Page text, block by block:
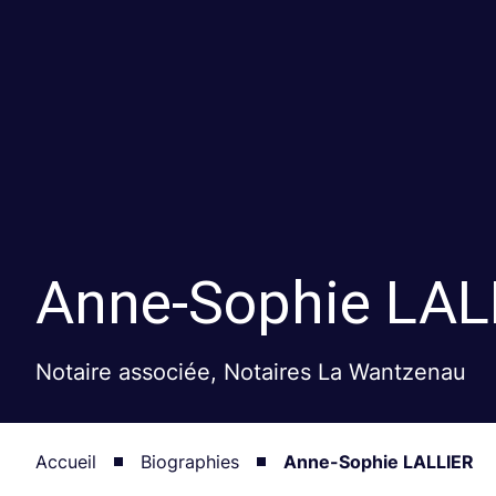
Anne-Sophie
Notaire associée, Notaires La Wantzenau
Accueil Biographies Anne-Sophie LALLIER